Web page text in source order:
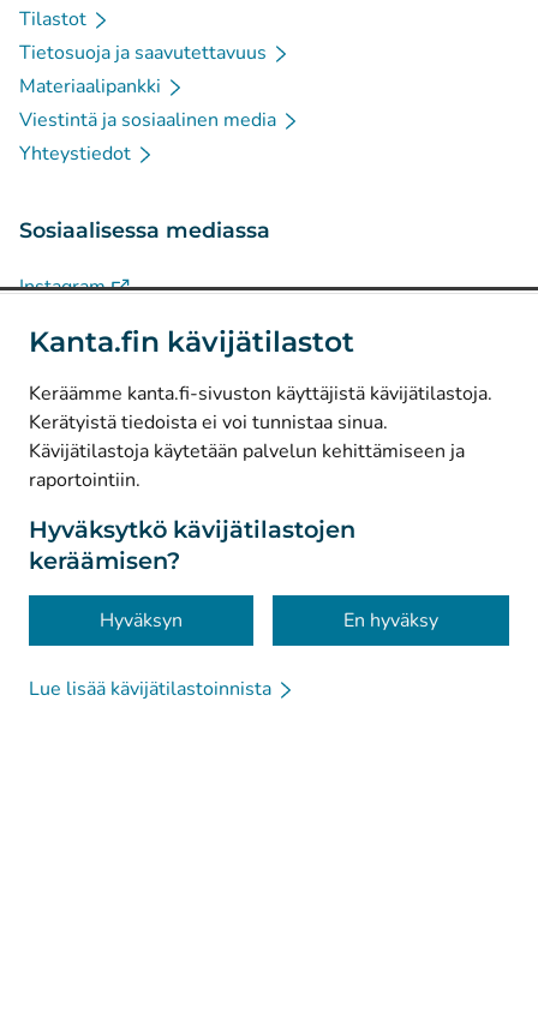
Kanta.fin kävijätilastot
Keräämme kanta.fi-sivuston käyttäjistä kävijätilastoja.
Kerätyistä tiedoista ei voi tunnistaa sinua.
Kävijätilastoja käytetään palvelun kehittämiseen ja
raportointiin.
Hyväksytkö kävijätilastojen
keräämisen?
Hyväksyn En hyväksy
Lue lisää kävijätilastoinnista
Tilastot
Tietosuoja ja saavutettavuus
Materiaalipankki
Viestintä ja sosiaalinen media
Yhteystiedot
Sosiaalisessa mediassa
Instagram(Avautuu uuteen välilehteen)
Facebook(Avautuu uuteen välilehteen)
© Kanta-Palvelut, Kansaneläkelaitos
Tietosuoja
Tietoa sivustosta
Saavutettavuus
Evästeet